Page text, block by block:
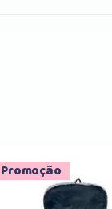
Promoção